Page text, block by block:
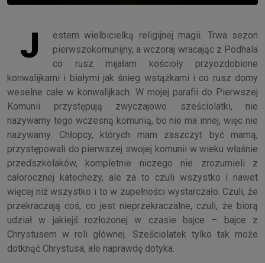
J
estem wielbicielką religijnej magii. Trwa sezon
pierwszokomunijny, a wczoraj wracając z Podhala
co rusz mijałam kościoły przyozdobione
konwalijkami i białymi jak śnieg wstążkami i co rusz domy
weselne całe w konwalijkach. W mojej parafii do Pierwszej
Komunii przystępują zwyczajowo sześciolatki, nie
nazywamy tego wczesną komunią, bo nie ma innej, więc nie
nazywamy. Chłopcy, których mam zaszczyt być mamą,
przystępowali do pierwszej swojej komunii w wieku właśnie
przedszkolaków, kompletnie niczego nie zrozumieli z
całorocznej katechezy, ale za to czuli wszystko i nawet
więcej niż wszystko i to w zupełności wystarczało. Czuli, że
przekraczają coś, co jest nieprzekraczalne, czuli, że biorą
udział w jakiejś rozłożonej w czasie bajce – bajce z
Chrystusem w roli głównej. Sześciolatek tylko tak może
dotknąć Chrystusa, ale naprawdę dotyka.